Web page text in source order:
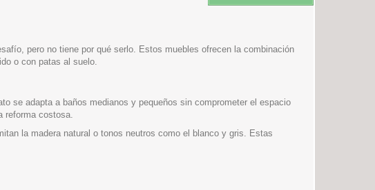
pero no tiene por qué serlo. Estos muebles ofrecen la combinación
o con patas al suelo.
se adapta a baños medianos y pequeños sin comprometer el espacio
reforma costosa.
la madera natural o tonos neutros como el blanco y gris. Estas